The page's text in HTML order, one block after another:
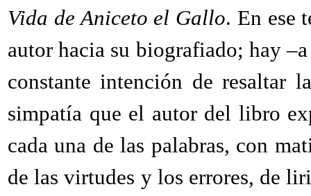
Vida de Aniceto el Gallo. En ese
autor hacia su biografiado; hay
constante intención de resaltar
simpatía que el autor del libro
cada una de las palabras, con
de las virtudes y los errores, de